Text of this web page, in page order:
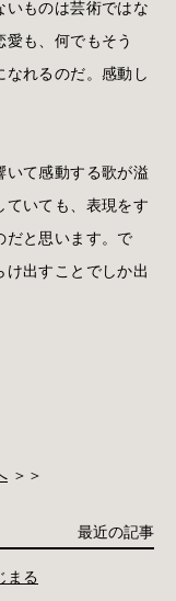
いものは芸術ではな
も、何でもそう
なれるのだ。感動し
いて感動する歌が溢
ていても、表現をす
だと思います。で
け出すことでしか出
＞＞
最近の記事
まる